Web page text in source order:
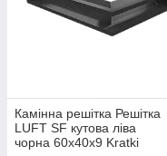
Камінна решітка Решітка
LUFT SF кутова ліва
чорна 60x40x9 Kratki